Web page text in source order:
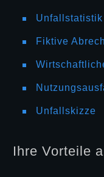
Unfallstatistik
Fiktive
Unfallskizze
Ihre Vorteile